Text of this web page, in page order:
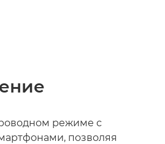
режиме с
позволяя